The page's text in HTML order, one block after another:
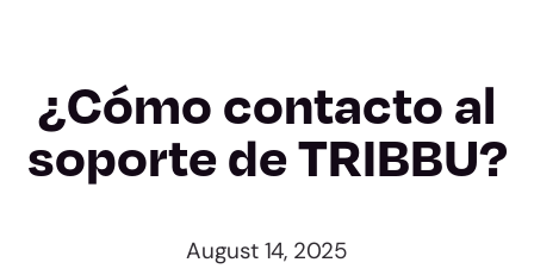
¿Cómo contacto al
soporte de TRIBBU?
August 14, 2025